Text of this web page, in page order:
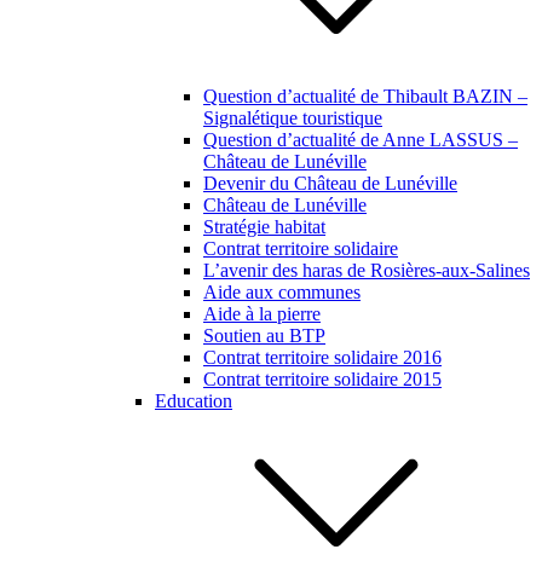
Question d’actualité de Thibault BAZIN –
Signalétique touristique
Question d’actualité de Anne LASSUS –
Château de Lunéville
Devenir du Château de Lunéville
Château de Lunéville
Stratégie habitat
Contrat territoire solidaire
L’avenir des haras de Rosières-aux-Salines
Aide aux communes
Aide à la pierre
Soutien au BTP
Contrat territoire solidaire 2016
Contrat territoire solidaire 2015
Education